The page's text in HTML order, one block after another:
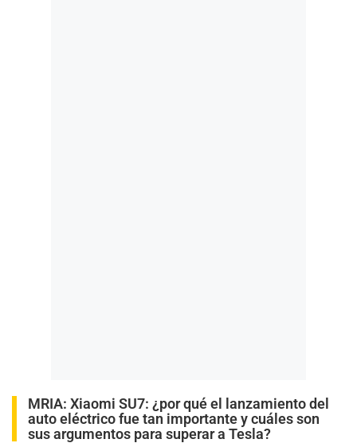
MRIA: Xiaomi SU7: ¿por qué el lanzamiento del
auto eléctrico fue tan importante y cuáles son
sus argumentos para superar a Tesla?